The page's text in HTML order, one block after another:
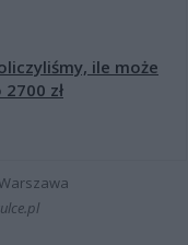
ile może
zł